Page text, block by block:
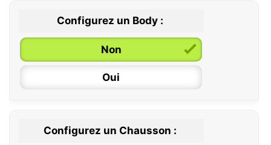
Configurez un Body :
Non
Oui
0 / 6 mois
Configurez un Chausson :